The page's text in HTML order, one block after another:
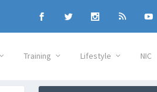
Training Lifestyle NIC